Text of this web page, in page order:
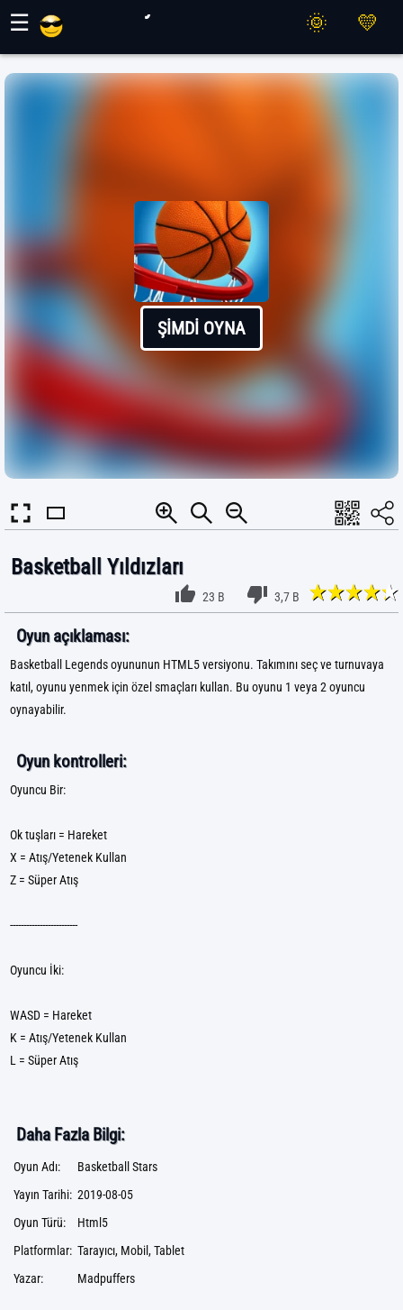
☰
ŞIMDI OYNA
Basketball Yıldızları
23 B 3,7 B
Oyun açıklaması:
Basketball Legends oyununun HTML5 versiyonu. Takımını seç ve turnuvaya
katıl, oyunu yenmek için özel smaçları kullan. Bu oyunu 1 veya 2 oyuncu
oynayabilir.
Oyun kontrolleri:
Oyuncu Bir:
Ok tuşları = Hareket
X = Atış/Yetenek Kullan
Z = Süper Atış
-------------------------
Oyuncu İki:
WASD = Hareket
K = Atış/Yetenek Kullan
L = Süper Atış
Daha Fazla Bilgi:
Oyun Adı:
Basketball Stars
Yayın Tarihi: 2019-08-05
Oyun Türü:
Html5
Platformlar: Tarayıcı, Mobil, Tablet
Yazar:
Madpuffers